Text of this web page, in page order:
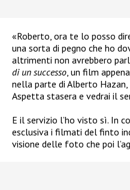
«Roberto, ora te lo posso
una sorta di pegno che ho
altrimenti non avrebbero
di un successo , un film
nella parte di Alberto
Aspetta stasera e vedrai il
E il servizio l’ho visto sì. In
esclusiva i filmati del finto
visione delle foto che poi